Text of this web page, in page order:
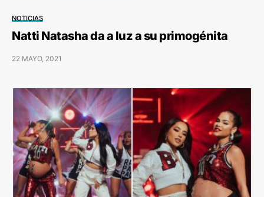
NOTICIAS
Natti Natasha da a luz a su primogénita
22 MAYO, 2021